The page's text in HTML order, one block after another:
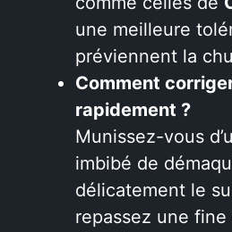
une meilleure
préviennent la
Comment
rapidement ?
Munissez-vous
imbibé de
délicatement le
repassez une fine